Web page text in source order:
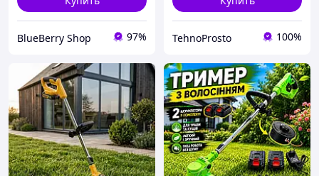
BlueBerry Shop 97% TehnoProsto 100%